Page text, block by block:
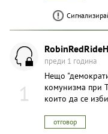
1
преди 1 година
Нещо
комунизма при
които да се
отговор